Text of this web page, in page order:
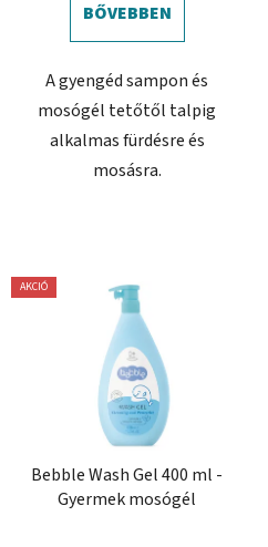
BŐVEBBEN
A gyengéd sampon és
mosógél tetőtől talpig
alkalmas fürdésre és
mosásra.
AKCIÓ
Bebble Wash Gel 400 ml -
Gyermek mosógél